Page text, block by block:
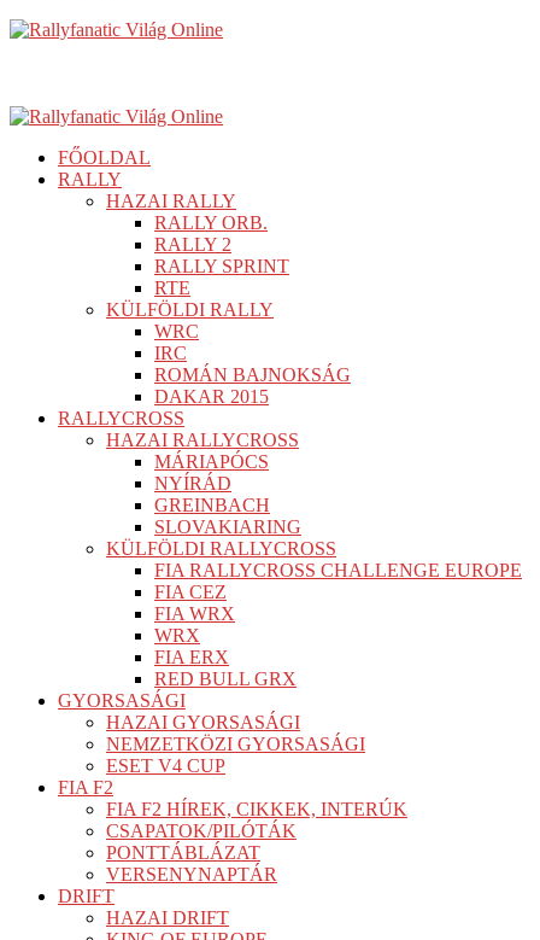
FŐOLDAL
RALLY
HAZAI RALLY
RALLY ORB.
RALLY 2
RALLY SPRINT
RTE
KÜLFÖLDI RALLY
WRC
IRC
ROMÁN BAJNOKSÁG
DAKAR 2015
RALLYCROSS
HAZAI RALLYCROSS
MÁRIAPÓCS
NYÍRÁD
GREINBACH
SLOVAKIARING
KÜLFÖLDI RALLYCROSS
FIA RALLYCROSS CHALLENGE EUROPE
FIA CEZ
FIA WRX
WRX
FIA ERX
RED BULL GRX
GYORSASÁGI
HAZAI GYORSASÁGI
NEMZETKÖZI GYORSASÁGI
ESET V4 CUP
FIA F2
FIA F2 HÍREK, CIKKEK, INTERÚK
CSAPATOK/PILÓTÁK
PONTTÁBLÁZAT
VERSENYNAPTÁR
DRIFT
HAZAI DRIFT